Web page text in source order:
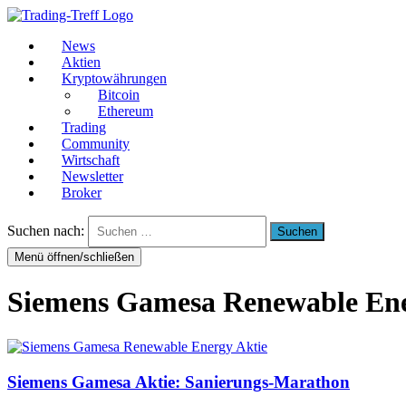
News
Aktien
Kryptowährungen
Bitcoin
Ethereum
Trading
Community
Wirtschaft
Newsletter
Broker
Suchen nach:
Menü öffnen/schließen
Siemens Gamesa Renewable
Siemens Gamesa Aktie: Sanierungs-Marathon